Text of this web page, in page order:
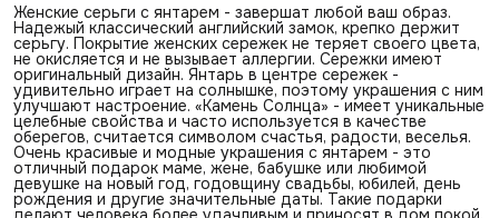
Женские серьги с янтарем - завершат любой ваш образ.
Надежый классический английский замок, крепко держит
серьгу. Покрытие женских сережек не теряет своего цвета,
не окисляется и не вызывает аллергии. Сережки имеют
оригинальный дизайн. Янтарь в центре сережек -
удивительно играет на солнышке, поэтому украшения с ним
улучшают настроение. «Камень Солнца» - имеет уникальные
целебные свойства и часто используется в качестве
оберегов, считается символом счастья, радости, веселья.
Очень красивые и модные украшения с янтарем - это
отличный подарок маме, жене, бабушке или любимой
девушке на новый год, годовщину свадьбы, юбилей, день
рождения и другие значительные даты. Такие подарки